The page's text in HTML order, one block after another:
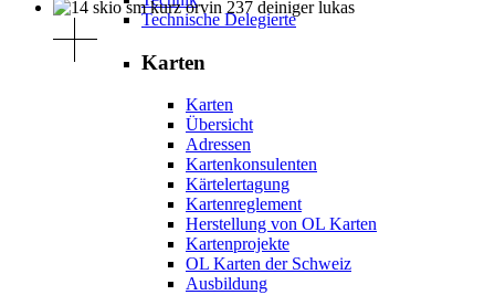
Technische Delegierte
Karten
Karten
Übersicht
Adressen
Kartenkonsulenten
Kärtelertagung
Kartenreglement
Herstellung von OL Karten
Kartenprojekte
OL Karten der Schweiz
Ausbildung